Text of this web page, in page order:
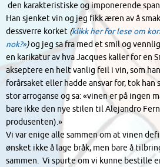
den karakteristiske og imponerende
Han sjenket vin og jeg fikk æren av å
dessverre korket (klikk her for lese om
nok?»)og jeg sa fra med et smil og
en karikatur av hva Jacques kaller for en
akseptere en helt vanlig feil i vin, som
forårsaket eller hadde ansvar for, tok
stor arroganse og sa: «vinen er på ingen
bare ikke den nye stilen til Alejandro
produsenten).»
Vi var enige alle sammen om at vinen
ønsket ikke å lage bråk, men bare å
sammen. Vi spurte om vi kunne bestille